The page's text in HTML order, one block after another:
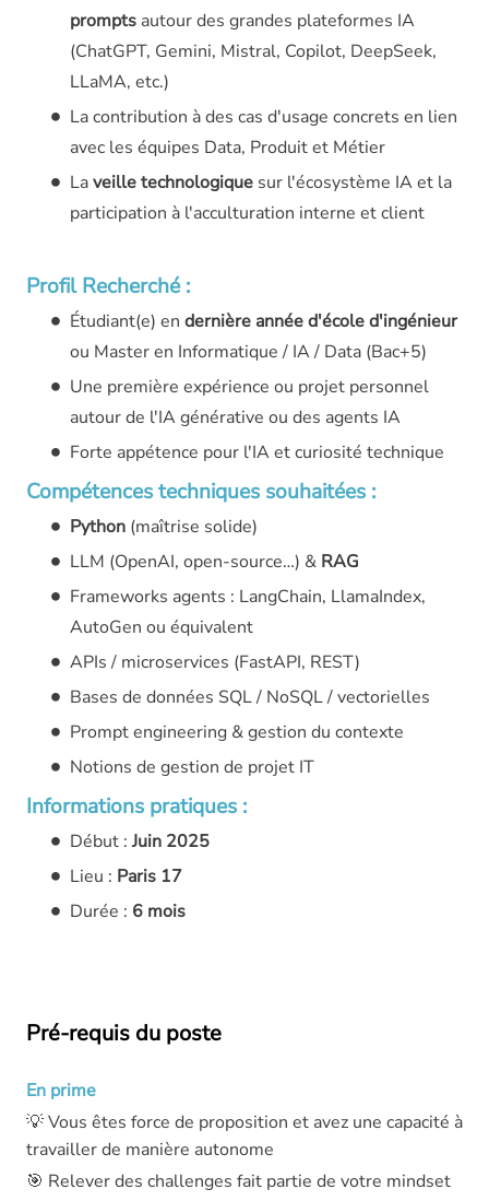
prompts autour des grandes plateformes IA
(ChatGPT, Gemini, Mistral, Copilot, DeepSeek,
LLaMA, etc.)
La contribution à des cas d'usage concrets en lien
avec les équipes Data, Produit et Métier
Laveille technologique sur l'écosystème IA et la
participation à l'acculturation interne et client
Profil Recherché :
Étudiant(e) en dernière année d'école d'ingénieur
ou Master en Informatique / IA / Data (Bac+5)
Une première expérience ou projet personnel
autour de l'IA générative ou des agents IA
Forte appétence pour l'IA et curiosité technique
Compétences techniques souhaitées :
Python (maîtrise solide)
LLM (OpenAI, open-source…) & RAG
Frameworks agents : LangChain, LlamaIndex,
AutoGen ou équivalent
APIs / microservices (FastAPI, REST)
Bases de données SQL / NoSQL / vectorielles
Prompt engineering & gestion du contexte
Notions de gestion de projet IT
Informations pratiques :
Début : Juin 2025
Lieu : Paris 17
Durée : 6 mois
Pré-requis du poste
En prime
💡 Vous êtes force de proposition et avez une capacité à
travailler de manière autonome
🎯 Relever des challenges fait partie de votre mindset